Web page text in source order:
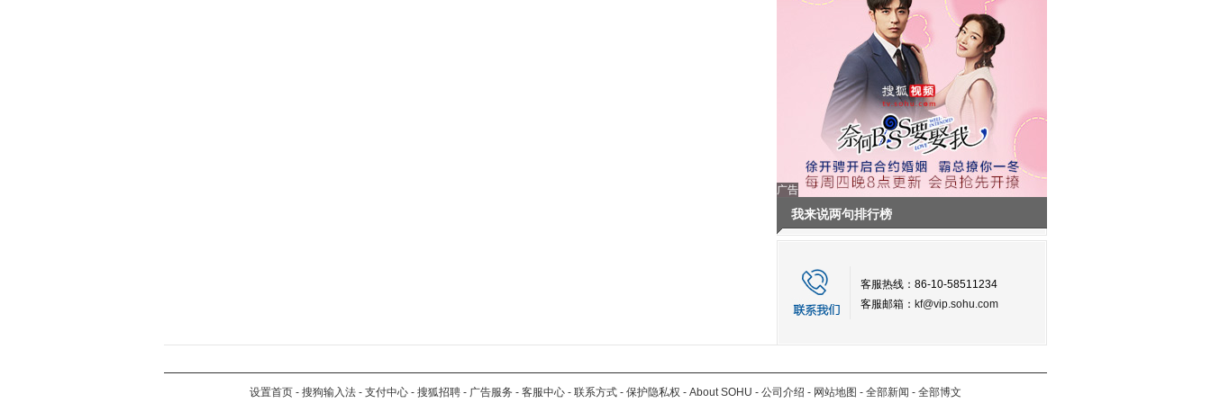
广告
我来说两句排行榜
客服热线：86-10-58511234
客服邮箱： kf@vip.sohu.com
设置首页 - 搜狗输入法 - 支付中心 - 搜狐招聘 - 广告服务 - 客服中心 - 联系方式 - 保护隐私权 - About SOHU - 公司介绍 - 网站地图 - 全部新闻 - 全部博文